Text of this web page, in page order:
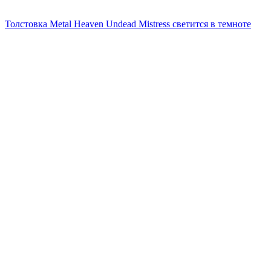
Толстовка Metal Heaven Undead Mistress светится в темноте